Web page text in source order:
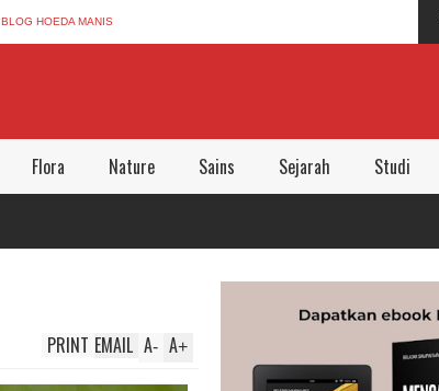
BLOG HOEDA MANIS
Flora Nature Sains Sejarah Studi
A+
A-
EMAIL
PRINT